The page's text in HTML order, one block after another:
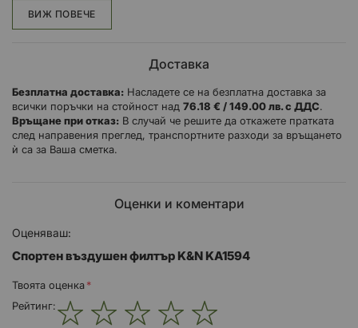
Филтрите са перящи и са за многократна употреба и са
въздушен филтър за еднократна употреба и го заменяте с K&N
ВИЖ ПОВЕЧЕ
Доставка
Безплатна доставка: Насладете се на безплатна доставка за
всички поръчки на стойност над 76.18 € / 149.00 лв. с ДДС.
Връщане при отказ: В случай че решите да откажете пратката
след направения преглед, транспортните разходи за връщането
ѝ са за Ваша сметка.
Оценки и коментари
Оценяваш:
Спортен въздушен филтър K&N KA1594
Твоята оценка
Рейтинг: